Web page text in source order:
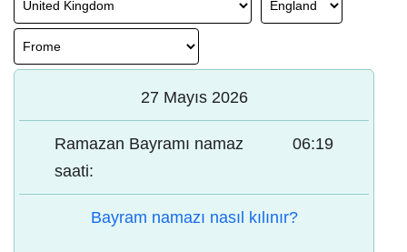
27 Mayıs 2026
Ramazan Bayramı namaz
saati:
06:19
Bayram namazı nasıl kılınır?